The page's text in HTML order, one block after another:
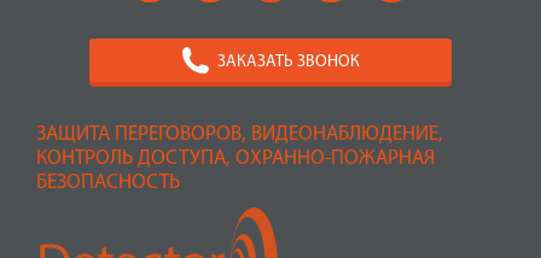
ЗАЩИТА ПЕРЕГОВОРОВ, ВИДЕОНАБЛЮДЕНИЕ,
КОНТРОЛЬ ДОСТУПА, ОХРАННО-ПОЖАРНАЯ
БЕЗОПАСНОСТЬ
ЗАКАЗАТЬ ЗВОНОК